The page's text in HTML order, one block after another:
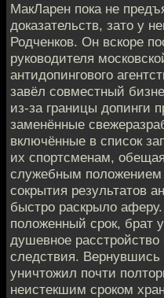
МакЛарен пока не
доказательств, зато у
Родченков. Он вскоре
руководителя
антидопингового
завёл совместный
из-за границы допинги
заменённые
включённые в список
их спортсменам,
служебным
сокрытия результатов
быстро раскрыло
положенный срок, брат
душевное
следствия. Вернувшись
уничтожил почти
неистекшим сроком